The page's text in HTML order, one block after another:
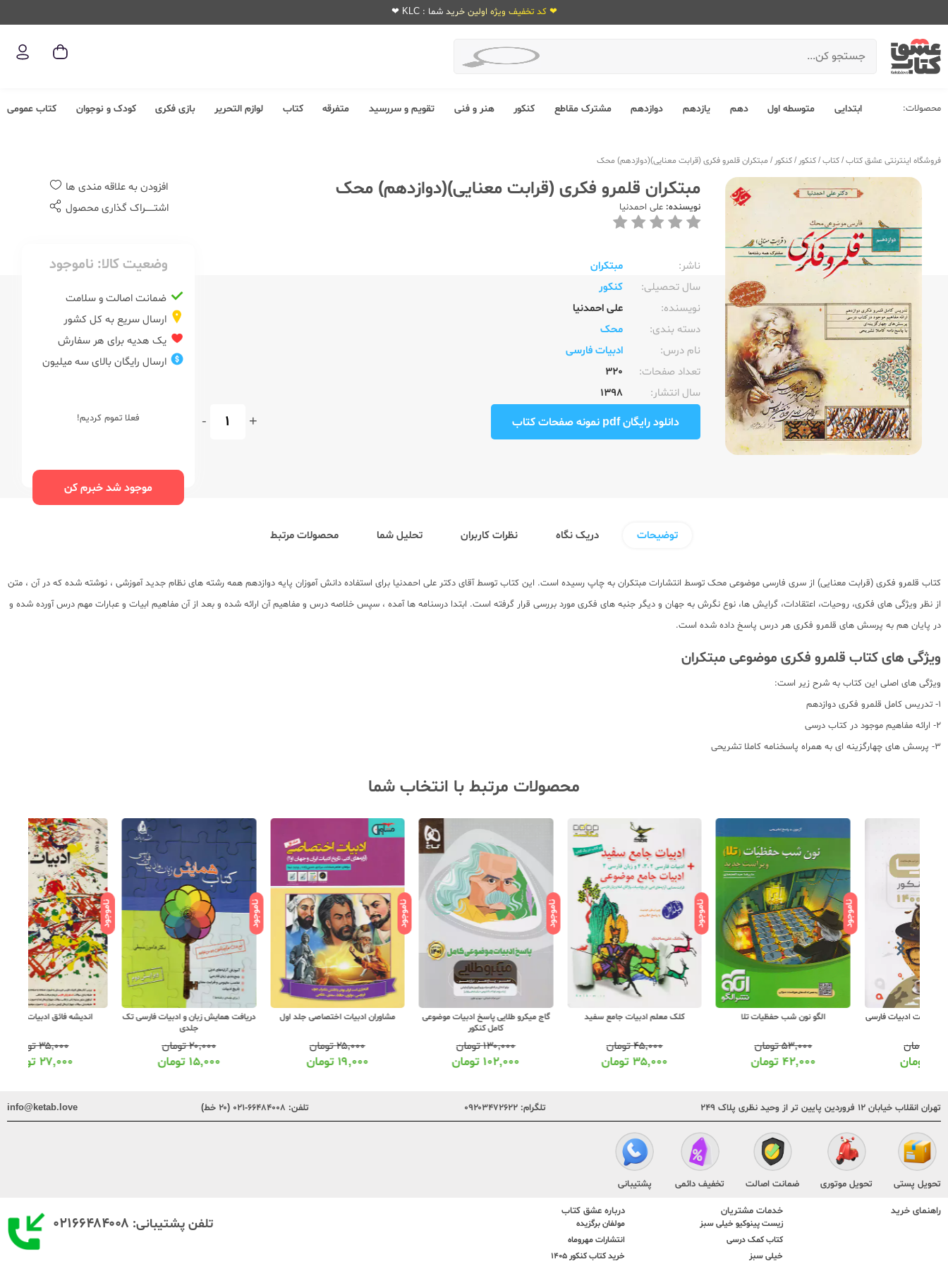
❤ کد تخفیف ویژه اولین خرید شما : KLC ❤
محصولات: ابتدایی متوسطه اول دهم یازدهم دوازدهم مشترک مقاطع کنکور هنر و فنی تقویم و سررسید متفرقه کتاب لوازم التحریر بازی فکری کودک و نوجوان کتاب عمومی
فروشگاه اینترنتی عشق کتاب/کتاب/کنکور /کنکور / مبتکران قلمرو فکری (قرابت معنایی)(دوازدهم) محک
مبتکران قلمرو فکری (قرابت معنایی)(دوازدهم) محک
نویسنده: علی احمدنیا
ناشر:‌
مبتکران
سال تحصیلی:‌
کنکور
نویسنده:‌
علی احمدنیا
دسته بندی:
محک
نام درس:
ادبیات فارسی
تعداد صفحات:‌
320
سال انتشار:‌
1398
دانلود رایگان pdf نمونه صفحات کتاب +
-
افزودن به علاقه مندی ها
اشتــــــراک گذاری محصول
وضعیت کالا: ناموجود
ضمانت اصالت و سلامت
ارسال سریع به کل کشور
یک هدیه برای هر سفارش
ارسال رایگان بالای سه میلیون
فعلا تموم کردیم!
موجود شد خبرم کن
توضیحات دریک نگاه نظرات کاربران تحلیل شما محصولات مرتبط
کتاب قلمرو فکری (قرابت معنایی) از سری فارسی موضوعی محک توسط انتشارات مبتکران به چاپ رسیده است. این کتاب توسط آقای دکتر علی احمدنیا برای استفاده دانش آموزان پایه دوازدهم همه رشته های نظام جدید آموزشی ، نوشته شده که در آن ، متن
از نظر ویژگی های فکری، روحیات، اعتقادات، گرایش ها، نوع نگرش به جهان و دیگر جنبه های فکری مورد بررسی قرار گرفته است. ابتدا درسنامه ها آمده ، سپس خلاصه درس و مفاهیم آن ارائه شده و بعد از آن مفاهیم ابیات و عبارات مهم درس آورده شده و
در پایان هم به پرسش های قلمرو فکری هر درس پاسخ داده شده است.
ویژگی های کتاب قلمرو فکری موضوعی مبتکران
ویژگی های اصلی این کتاب به شرح زیر است:
1- تدریس کامل قلمرو فکری دوازدهم
2- ارائه مفاهیم موجود در کتاب درسی
3- پرسش های چهارگزینه ای به همراه پاسخنامه کاملا تشریحی
محصولات مرتبط با انتخاب شما
ناموجود
الگو نون شب حفظیات تلا
تومان
ناموجود
کلک معلم ادبیات جامع سفید
تومان
ناموجود
گاج میکرو طلایی پاسخ ادبیات موضوعی
تومان
ناموجود
مشاوران ادبیات اختصاصی جلد اول
ناموجود
دریافت همایش زبان و ادبیات فارسی تک
ناموجود
اندیشه فائق ادبیات کنکور مصور
تومان
تهران انقلاب خیابان ۱۲ فروردین پایین تر از وحید نظری پلاک ۲۴۹ تلگرام: ۰۹۲۰۳۴۷۲۶۲۲ تلفن: ۶۶۴۸۴۰۰۸-۰۲۱ (۲۰ خط) info@ketab.love
تحویل پستی تحویل موتوری ضمانت اصالت تخفیف دائمی پشتیبانی
راهنمای خرید خدمات مشتریان
زیست پینوکیو خیلی سبز
کتاب کمک درسی
خیلی سبز
درباره عشق کتاب
مولفان برگزیده
انتشارات مهروماه
خرید کتاب کنکور 1405
تلفن پشتیبانی: ۰۲۱۶۶۴۸۴۰۰۸